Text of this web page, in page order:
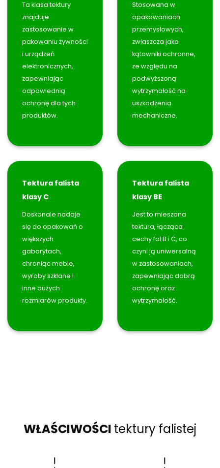
Ta klasa tektury
znajduje
zastosowanie w
pakowaniu żywności
i urządzeń
elektronicznych,
zapewniając
odpowiednią
ochronę dla tych
produktów.
Stosowana w
opakowaniach
przemysłowych,
zwłaszcza jako
kątowniki ochronne,
ze względu na
podwyższoną
wytrzymałość na
uszkodzenia
mechaniczne.
Tektura falista
klasy C
Doskonale nadaje
się do opakowań o
większych
gabarytach,
chroniąc meble,
wyroby szklane i
inne dużych
rozmiarów produkty.
Tektura falista
klasy BE
Jest to mieszana
tektura, łącząca
cechy fal B i C, co
czyni ją uniwersalną
w zastosowaniach,
zapewniając dobrą
ochronę oraz
wytrzymałość.
WŁAŚCIWOŚCI tektury falistej